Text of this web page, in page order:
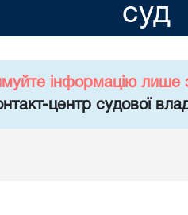
суд
інформацію лише
центр судової